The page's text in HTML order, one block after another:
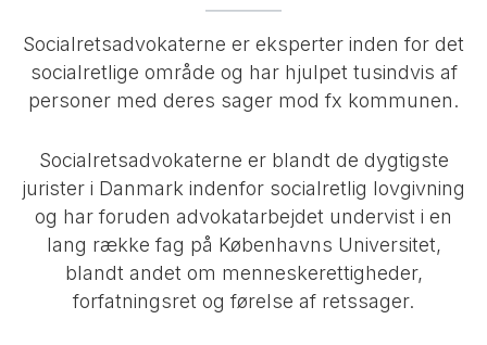
Socialretsadvokaterne er eksperter inden for det
socialretlige område og har hjulpet tusindvis af
personer med deres sager mod fx kommunen.
Socialretsadvokaterne er blandt de dygtigste
jurister i Danmark indenfor socialretlig lovgivning
og har foruden advokatarbejdet undervist i en
lang række fag på Københavns Universitet,
blandt andet om menneskerettigheder,
forfatningsret og førelse af retssager.